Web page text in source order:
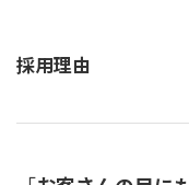
採用理由